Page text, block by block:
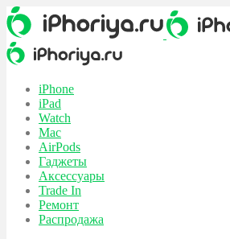
iPhone
iPad
Watch
Mac
AirPods
Гаджеты
Аксессуары
Trade In
Ремонт
Распродажа